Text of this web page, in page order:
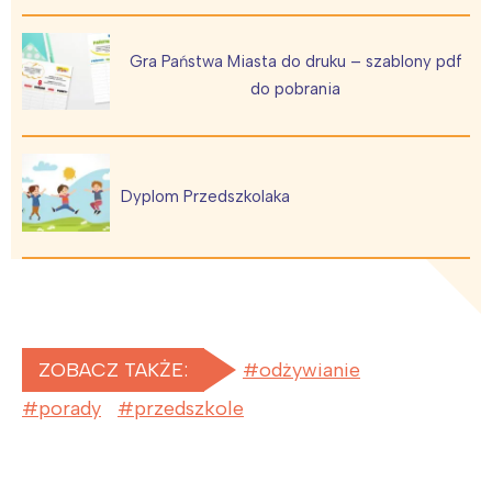
Gra Państwa Miasta do druku – szablony pdf
do pobrania
Dyplom Przedszkolaka
ZOBACZ TAKŻE:
odżywianie
porady
przedszkole